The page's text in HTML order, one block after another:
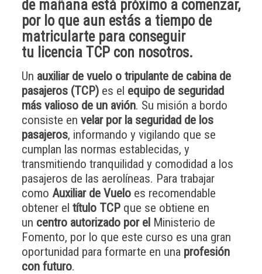
de mañana está próximo a comenzar,
por lo que aun estás a tiempo de
matricularte para conseguir
tu licencia TCPcon nosotros.
Un auxiliar de vuelo o tripulante de cabina de
pasajeros (TCP)es el equipo de seguridad
más valioso de un avión. Su misión a bordo
consiste en velar por la seguridad de los
pasajeros, informando y vigilando que se
cumplan las normas establecidas, y
transmitiendo tranquilidad y comodidad a los
pasajeros de las aerolíneas. Para trabajar
como Auxiliar de Vueloes recomendable
obtener el título TCPque se obtiene en
un centro autorizado por el Ministerio de
Fomento, por lo que este curso es una gran
oportunidad para formarte en una profesión
con futuro.